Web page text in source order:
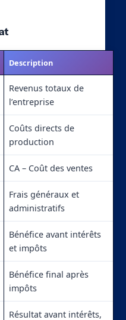
Description
Revenus totaux de
l’entreprise
Coûts directs de
production
CA – Coût des ventes
Frais généraux et
administratifs
Bénéfice avant intérêts
et impôts
Bénéfice final après
impôts
Résultat avant intérêts,